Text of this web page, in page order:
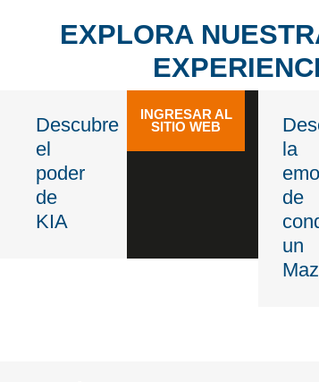
EXPLORA
Descubre
el
poder
de
KIA
INGRESAR AL
SITIO WEB
la
de
un